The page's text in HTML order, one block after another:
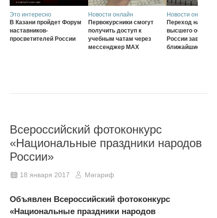
Это интересно
В Казани пройдет Форум
наставников-
просветителей России
Новости онлайн
Первокурсники смогут
получить доступ к
учебным чатам через
мессенджер MAX
Новости онлайн
Переход на
высшего
России
ближайшие три
Всероссийский фотоконкурс
«Национальные праздники народов
России»
18 января 2017 Мәгариф
Объявлен Всероссийский фотоконкурс
«Национальные праздники народов